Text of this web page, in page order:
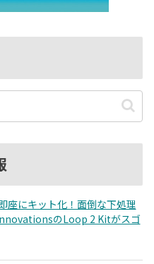
座にキット化！面倒な下処理
のLoop 2 Kitがスゴ